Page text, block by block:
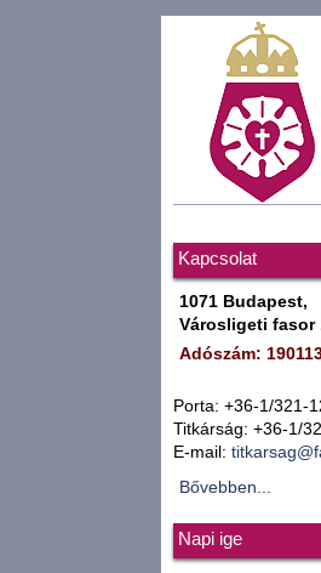
Kapcsolat
1071 Budapest,
Városligeti fasor
Adószám:
Porta: +36-1/321-
Titkárság: +36-1/
E-mail:
Bővebben...
Napi ige